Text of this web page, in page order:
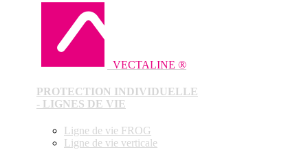
VECTALINE ®
PROTECTION INDIVIDUELLE
- LIGNES DE VIE
Ligne de vie FROG
Ligne de vie verticale